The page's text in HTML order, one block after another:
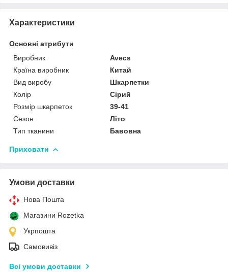
Характеристики
Основні атрибути
Виробник
Avecs
Країна виробник
Китай
Вид виробу
Шкарпетки
Колір
Сірий
Розмір шкарпеток
39-41
Сезон
Літо
Тип тканини
Бавовна
Приховати
Умови доставки
Нова Пошта
Магазини Rozetka
Укрпошта
Самовивіз
Всі умови доставки